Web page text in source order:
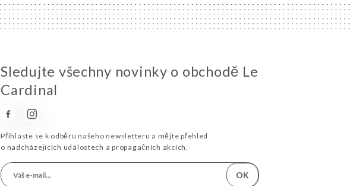
Sledujte všechny novinky o obchodě Le
Cardinal
Přihlaste se k odběru našeho newsletteru a mějte přehled
o nadcházejících událostech a propagačních akcích.
OK